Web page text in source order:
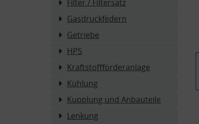
Filter / Filtersatz
Gasdruckfedern
Getriebe
HPS
Kraftstoffförderanlage
Kühlung
Kupplung und Anbauteile
Lenkung